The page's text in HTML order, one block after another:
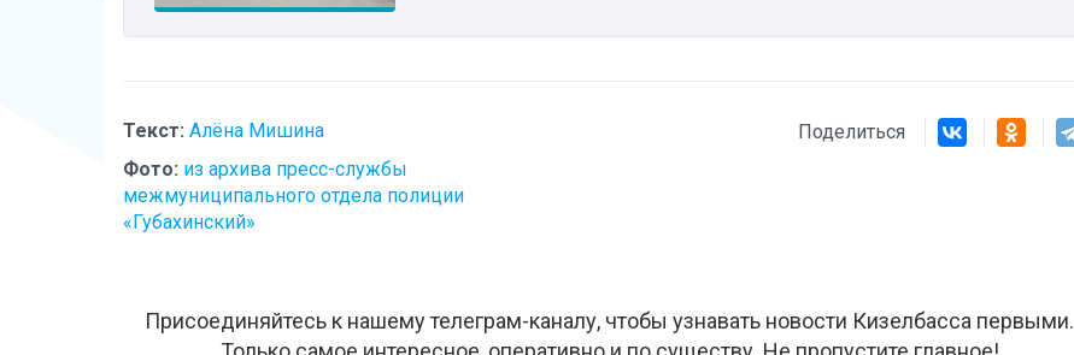
Текст: Алёна Мишина
Фото: из архива пресс-службы
межмуниципального отдела полиции
«Губахинский»
Поделиться
Присоединяйтесь к нашему телеграм-каналу, чтобы узнавать новости Кизелбасса первыми.